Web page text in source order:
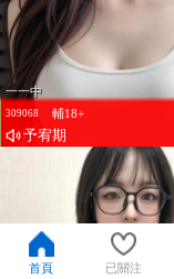
一一中
輔18+
309068
予宥期
首頁 已關注